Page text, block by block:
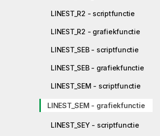
LINEST_R2 - scriptfunctie
LINEST_R2 - grafiekfunctie
LINEST_SEB - scriptfunctie
LINEST_SEB - grafiekfunctie
LINEST_SEM - scriptfunctie
LINEST_SEM - grafiekfunctie
LINEST_SEY - scriptfunctie